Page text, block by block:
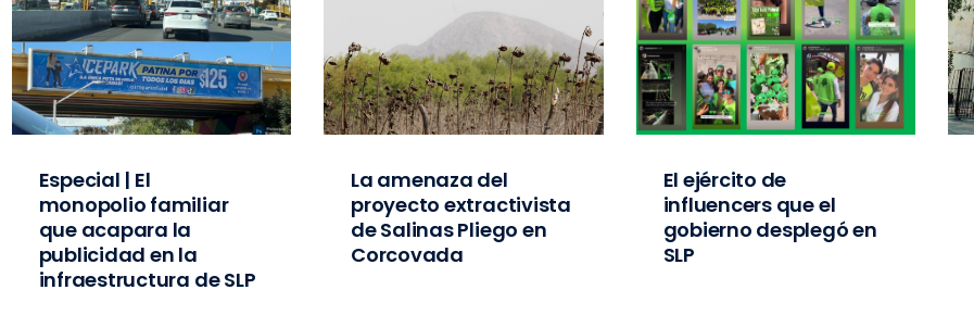
Especial | El
monopolio familiar
que acapara la
publicidad en la
infraestructura de SLP
La amenaza del
proyecto extractivista
de Salinas Pliego en
Corcovada
El ejército de
influencers que el
gobierno desplegó en
SLP